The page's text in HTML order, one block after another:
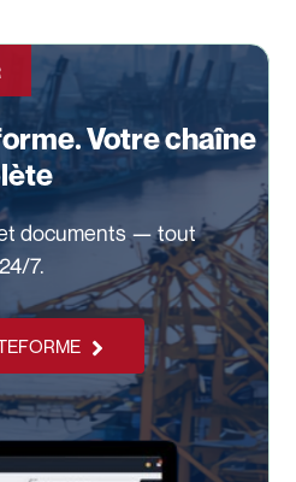
Votre chaîne
documents — tout
7.